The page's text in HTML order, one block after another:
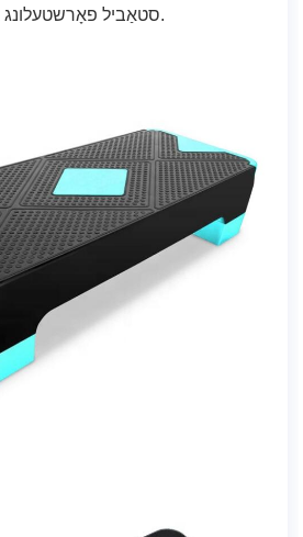
סטאַביל פאָרשטעלונג און לאָזן קיין סקראַטשיז.